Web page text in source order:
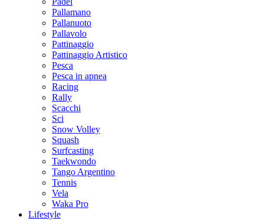
Pallamano
Pallanuoto
Pallavolo
Pattinaggio
Pattinaggio Artistico
Pesca
Pesca in apnea
Racing
Rally
Scacchi
Sci
Snow Volley
Squash
Surfcasting
Taekwondo
Tango Argentino
Tennis
Vela
Waka Pro
Lifestyle